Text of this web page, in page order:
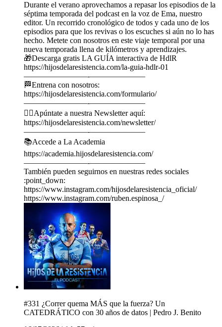
Durante el verano aprovechamos a repasar los episodios de la
séptima temporada del podcast en la voz de Ema, nuestro
editor. Un recorrido cronológico de todos y cada uno de los
episodios para que los revivas o los escuches si aún no lo has
hecho. Metete con nosotros en este viaje temporal por una
nueva temporada llena de kilómetros y aprendizajes.
🎁Descarga gratis LA GUÍA interactiva de HdlR
https://hijosdelaresistencia.com/la-guia-hdlr-01
————————-———————
🏁Entrena con nosotros:
https://hijosdelaresistencia.com/formulario/
————————-———————
🏃‍♂️Apúntate a nuestra Newsletter aquí:
https://hijosdelaresistencia.com/newsletter/
————————-———————
📚Accede a La Academia
https://academia.hijosdelaresistencia.com/
————————-———————
También pueden seguirnos en nuestras redes sociales
:point_down:
https://www.instagram.com/hijosdelaresistencia_oficial/
https://www.instagram.com/ruben.espinosa_/
#331 ¿Correr quema MÁS que la fuerza? Un
CATEDRÁTICO con 30 años de datos | Pedro J. Benito